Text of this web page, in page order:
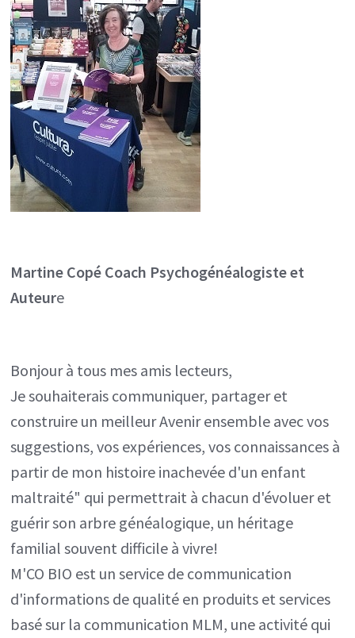
Martine Copé Coach Psychogénéalogiste et
Auteure
Bonjour à tous mes amis lecteurs,
Je souhaiterais communiquer, partager et
construire un meilleur Avenir ensemble avec vos
suggestions, vos expériences, vos connaissances à
partir de mon histoire inachevée d'un enfant
maltraité" qui permettrait à chacun d'évoluer et
guérir son arbre généalogique, un héritage
familial souvent difficile à vivre!
M'CO BIO est un service de communication
d'informations de qualité en produits et services
basé sur la communication MLM, une activité qui